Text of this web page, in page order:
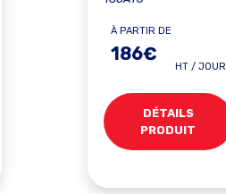
À PARTIR DE
186€
HT / JOUR
DÉTAILS
PRODUIT